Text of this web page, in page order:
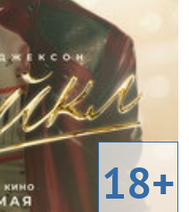
18+